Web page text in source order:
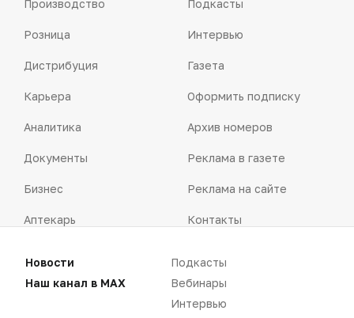
«Политика конфиденциальности»
Производство
Розница
Дистрибуция
Карьера
Аналитика
Документы
Бизнес
Аптекарь
Подкасты
Интервью
Газета
Оформить подписку
Архив номеров
Реклама в газете
Реклама на сайте
Контакты
Новости
Наш канал в MAX
Подкасты
Вебинары
Интервью